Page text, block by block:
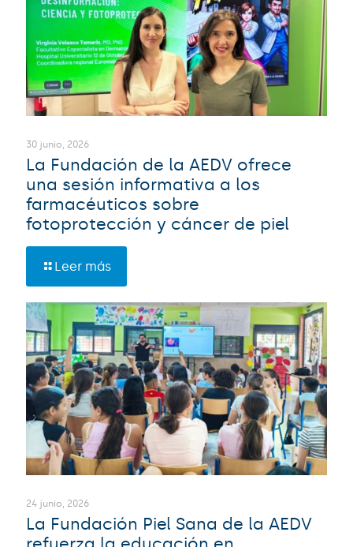
30 junio, 2026
La Fundación de la AEDV ofrece
una sesión informativa a los
farmacéuticos sobre
fotoprotección y cáncer de piel
Leer más
24 junio, 2026
La Fundación Piel Sana de la AEDV